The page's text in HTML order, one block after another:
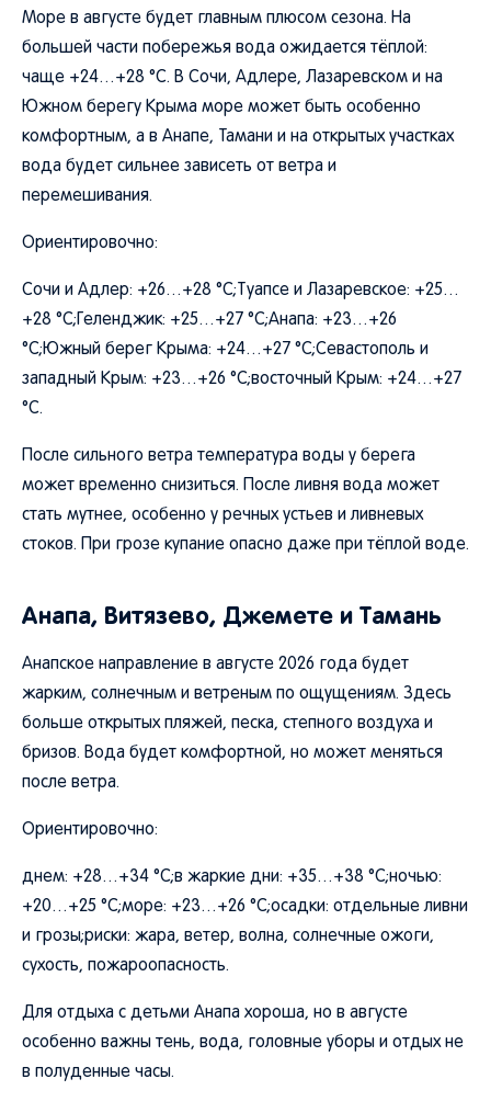
Море в августе будет главным плюсом сезона. На
большей части побережья вода ожидается тёплой:
чаще +24…+28 °C. В Сочи, Адлере, Лазаревском и на
Южном берегу Крыма море может быть особенно
комфортным, а в Анапе, Тамани и на открытых участках
вода будет сильнее зависеть от ветра и
перемешивания.
Ориентировочно:
Сочи и Адлер: +26…+28 °C;Туапсе и Лазаревское: +25…
+28 °C;Геленджик: +25…+27 °C;Анапа: +23…+26
°C;Южный берег Крыма: +24…+27 °C;Севастополь и
западный Крым: +23…+26 °C;восточный Крым: +24…+27
°C.
После сильного ветра температура воды у берега
может временно снизиться. После ливня вода может
стать мутнее, особенно у речных устьев и ливневых
стоков. При грозе купание опасно даже при тёплой воде.
Анапа, Витязево, Джемете и Тамань
Анапское направление в августе 2026 года будет
жарким, солнечным и ветреным по ощущениям. Здесь
больше открытых пляжей, песка, степного воздуха и
бризов. Вода будет комфортной, но может меняться
после ветра.
Ориентировочно:
днем: +28…+34 °C;в жаркие дни: +35…+38 °C;ночью:
+20…+25 °C;море: +23…+26 °C;осадки: отдельные ливни
и грозы;риски: жара, ветер, волна, солнечные ожоги,
сухость, пожароопасность.
Для отдыха с детьми Анапа хороша, но в августе
особенно важны тень, вода, головные уборы и отдых не
в полуденные часы.